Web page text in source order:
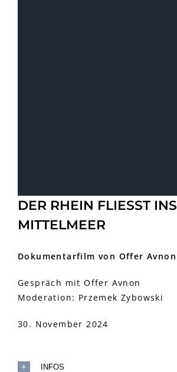
DER RHEIN FLIESST INS
MITTELMEER
Dokumentarfilm von Offer Avnon
Gespräch mit Offer Avnon
Moderation: Przemek Zybowski
30. November 2024
INFOS